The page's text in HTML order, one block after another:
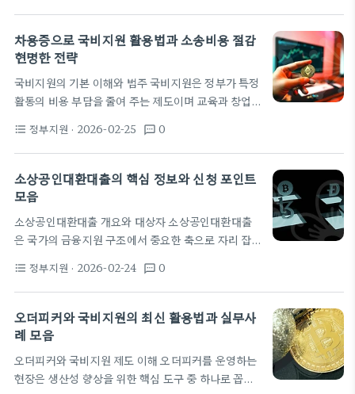
다. 정책브리핑 등 공공 자료를 통해 기본 요건이 매번
조금씩 달라질 수 있음을 확인하는 것이 중요하다. 요
건 충족 여부를 먼저 점검한 뒤 해당 금융기관의 심사
건 확인과 평가를 거쳐 지원 대상 사업자를 선정하는
단계로 시작된다. 그 다음으로 금융기관이 대출가능
여부를 검토하고 필요 서류를 요청한다. 검토가 끝나
차용증으로 국비지원 활용법과 소송비용 절감
현명한 전략
국비지원의 기본 이해와 범주 국비지원은 정부가 특정
활동의 비용 부담을 줄여 주는 제도이며 교육과 창업,
간에서도 법률 서비스의 일부를 저렴하게 이용할 수
있도록 지원 범위를 확장하는 흐름이 나타난다. 이런
제도는 차용증 같은 민사문서를 준비하고, 소송 절차
를 준비하는 개인이나 소기업에게도 도움이 될 수 있
는 교육도 함께 제공되는 경우가 늘고 있다. 정부의 공
식 채널을 통해 자신이 받을 수 있는 지원 내용을 확인
하는 것이 첫걸음이다. 예를 들어 법률구조 지원,…
format_list_bulleted 정부지원 · 2026-02-25 textsms 0
소상공인대환대출의 핵심 정보와 신청 포인트
모음
소상공인대환대출 개요와 대상자 소상공인대환대출
은 국가의 금융지원 구조에서 중요한 축으로 자리 잡
정을 결합한 종합 지원으로 바뀌고 있습니다. 이를 통
해 매출이 흔들리는 소상공인들이 재기를 모색하는 시
간이 늘어나고 있습니다. 이 글은 해당 제도의 핵심 포
인트를 단계별로 정리합니다. 대상은 일정한 매출 규
사를 거친다는 특징이 있습니다. 또한 사업장 소재지
나 업종에 따라 지원 한도가 달라지는 경우가 흔합니
format_list_bulleted 정부지원 · 2026-02-24 textsms 0
오더피커와 국비지원의 최신 활용법과 실무사
례 모음
오더피커와 국비지원 제도 이해 오더피커를 운영하는
현장은 생산성 향상을 위한 핵심 도구 중 하나로 꼽히